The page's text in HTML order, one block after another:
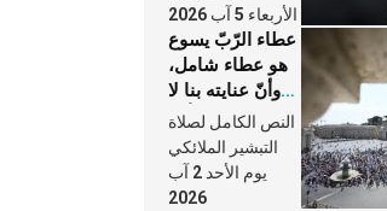
الأربعاء 5 آب 2026
عطاء الرّبّ يسوع
هو عطاء شامل،
وأنّ عنايته بنا لا
تغيب عنّا أبدًا
النص الكامل لصلاة
التبشير الملائكي
يوم الأحد 2 آب
2026